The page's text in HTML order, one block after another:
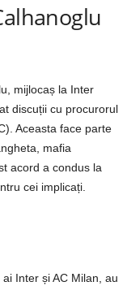
mijlocaș la Inter
discuții cu procurorul
Aceasta face parte
mafia
acord a condus la
cei implicați.
Inter și AC Milan, au